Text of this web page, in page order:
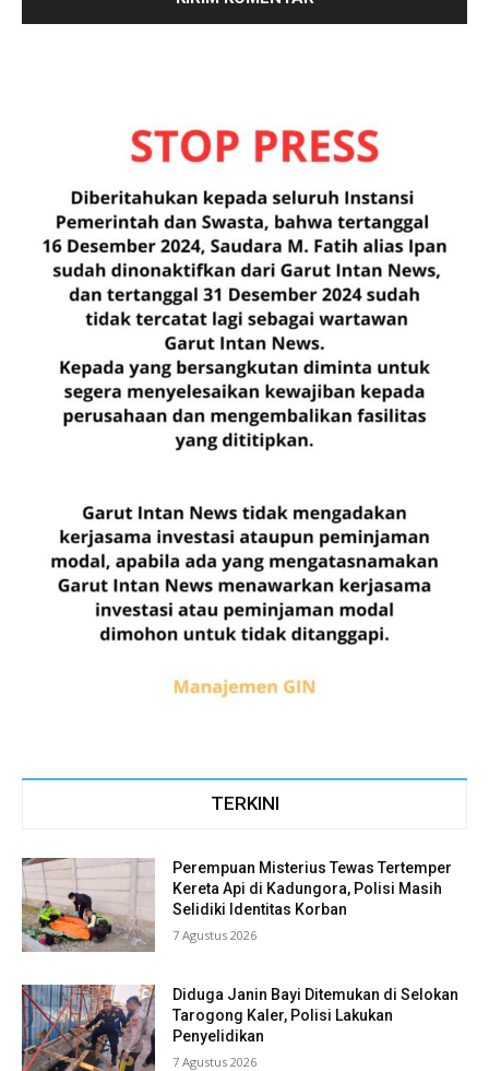
TERKINI
Perempuan Misterius Tewas Tertemper
Kereta Api di Kadungora, Polisi Masih
Selidiki Identitas Korban
7 Agustus 2026
Diduga Janin Bayi Ditemukan di Selokan
Tarogong Kaler, Polisi Lakukan
Penyelidikan
7 Agustus 2026